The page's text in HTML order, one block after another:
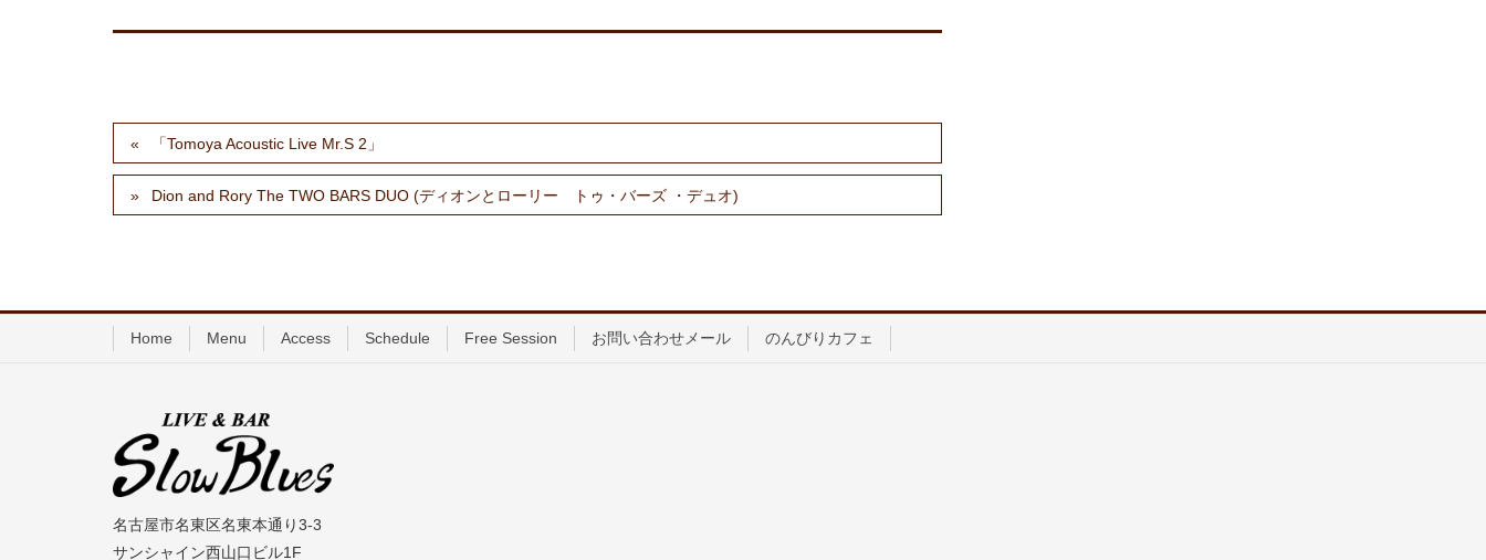
「Tomoya Acoustic Live Mr.S 2」
Dion and Rory The TWO BARS DUO (ディオンとローリー トゥ・バーズ ・デュオ)
Home Menu Access Schedule Free Session お問い合わせメール のんびりカフェ
名古屋市名東区名東本通り3-3
サンシャイン西山口ビル1F